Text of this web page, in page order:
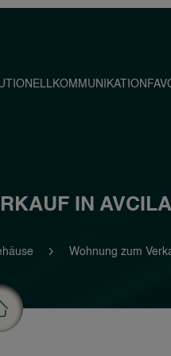
KOMMUNIKATION
IN
Wohnung zum